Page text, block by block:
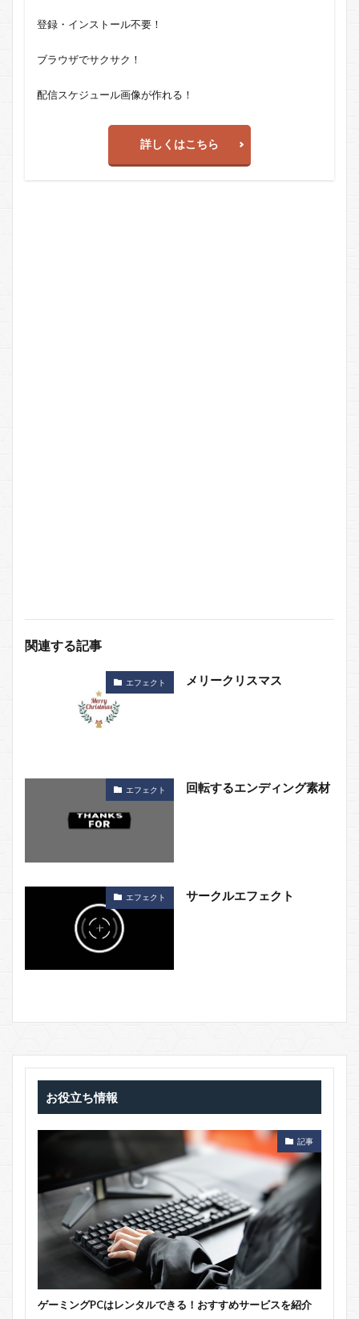
登録・インストール不要！
ブラウザでサクサク！
配信スケジュール画像が作れる！
詳しくはこちら
関連する記事
エフェクト メリークリスマス
エフェクト 回転するエンディング素材
エフェクト サークルエフェクト
お役立ち情報
記事
ゲーミングPCはレンタルできる！おすすめサービスを紹介